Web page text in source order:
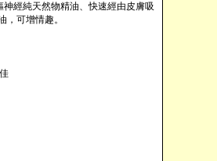
經純天然物精油、快速經由皮膚吸
，可增情趣。